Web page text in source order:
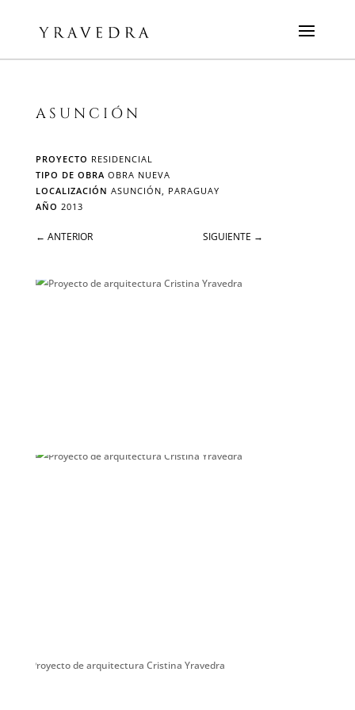
ASUNCIÓN
PROYECTO RESIDENCIAL
TIPO DE OBRA OBRA NUEVA
LOCALIZACIÓN ASUNCIÓN, PARAGUAY
AÑO 2013
← ANTERIOR SIGUIENTE →